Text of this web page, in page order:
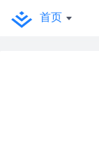
首页